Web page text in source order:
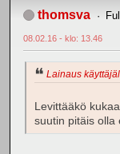
thomsva
08.02.16 - klo: 13.46
Lainaus
Levittääkö
suutin pitäis olla